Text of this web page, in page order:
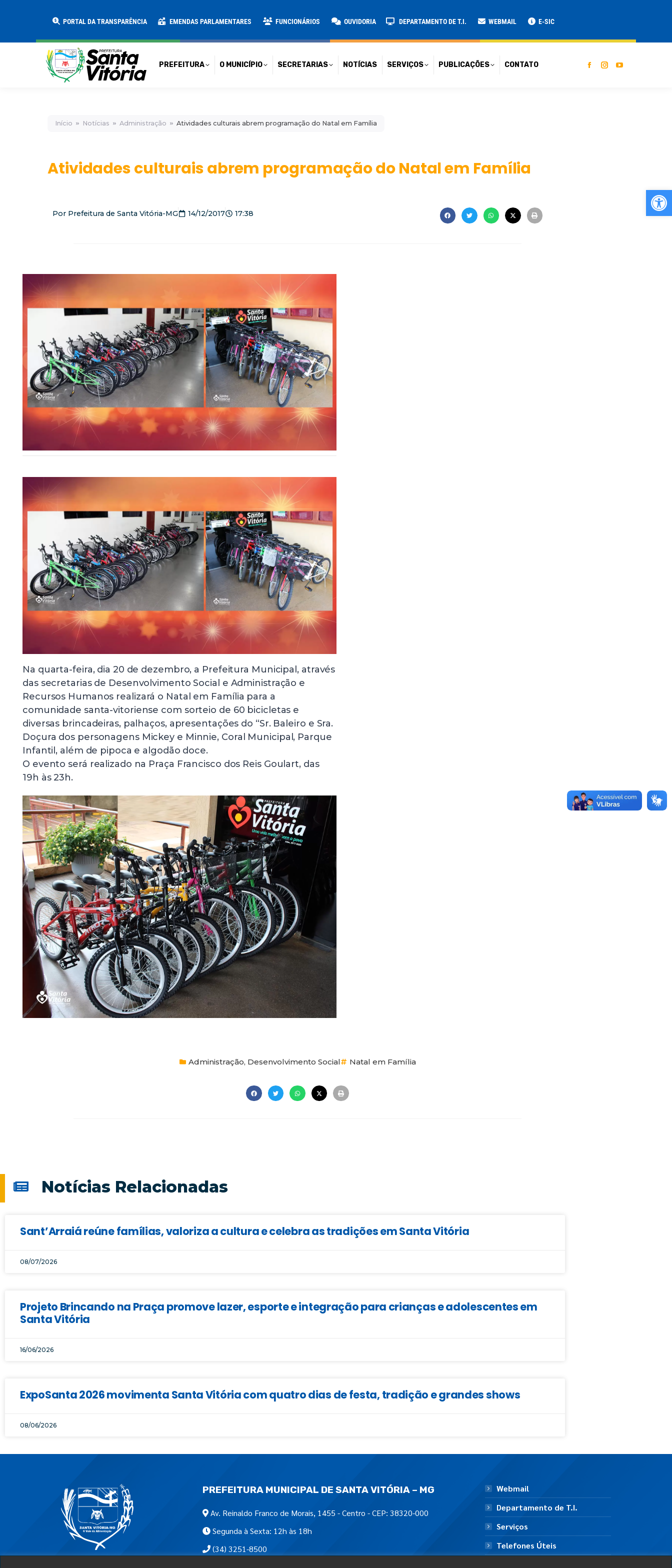
PORTAL DA TRANSPARÊNCIA EMENDAS PARLAMENTARES FUNCIONÁRIOS OUVIDORIA DEPARTAMENTO DE T.I. WEBMAIL E-SIC
PREFEITURA O MUNICÍPIO SECRETARIAS NOTÍCIAS SERVIÇOS PUBLICAÇÕES CONTATO
Início Notícias Administração Atividades culturais abrem programação do Natal em Família
Atividades culturais abrem programação do Natal em Família
Por Prefeitura de Santa Vitória-MG 14/12/2017 17:38
Na quarta-feira, dia 20 de dezembro, a Prefeitura Municipal, através
das secretarias de Desenvolvimento Social e Administração e
Recursos Humanos realizará o Natal em Família para a
comunidade santa-vitoriense com sorteio de 60 bicicletas e
diversas brincadeiras, palhaços, apresentações do “Sr. Baleiro e Sra.
Doçura dos personagens Mickey e Minnie, Coral Municipal, Parque
Infantil, além de pipoca e algodão doce.
O evento será realizado na Praça Francisco dos Reis Goulart, das
19h às 23h.
Administração, Desenvolvimento Social Natal em Família
Notícias Relacionadas
Sant’Arraiá reúne famílias, valoriza a cultura e celebra as tradições em Santa Vitória
08/07/2026
Projeto Brincando na Praça promove lazer, esporte e integração para crianças e adolescentes em
Santa Vitória
16/06/2026
ExpoSanta 2026 movimenta Santa Vitória com quatro dias de festa, tradição e grandes shows
08/06/2026
PREFEITURA MUNICIPAL DE SANTA VITÓRIA – MG
Av. Reinaldo Franco de Morais, 1455 - Centro - CEP: 38320-000
Segunda à Sexta: 12h às 18h
(34) 3251-8500
Webmail
Departamento de T.I.
Serviços
Telefones Úteis